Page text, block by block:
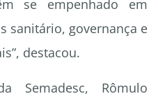
se empenhado em
sanitário, governança e
destacou.
Semadesc, Rômulo